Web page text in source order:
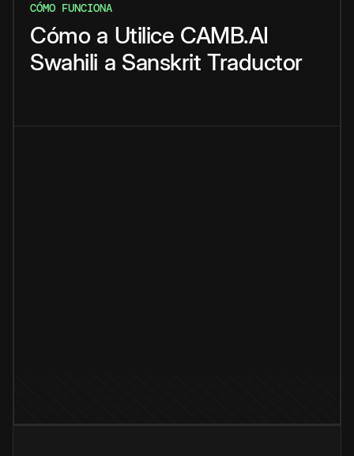
CÓMO FUNCIONA
Cómo a Utilice CAMB.AI
Swahili a Sanskrit Traductor